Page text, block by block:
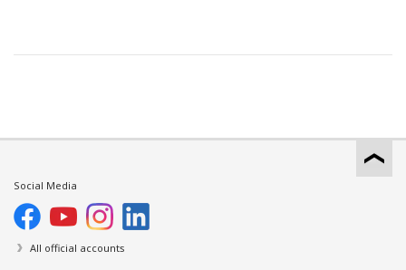
Social Media
All official accounts